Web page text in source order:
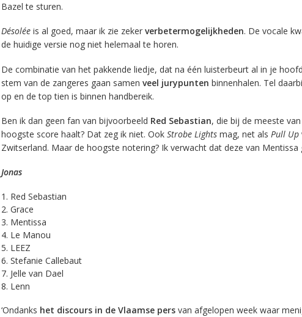
Bazel te sturen.
Désoléeis al goed, maar ik zie zeker verbetermogelijkheden. De vocale
de huidige versie nog niet helemaal te horen.
De combinatie van het pakkende liedje, dat na één luisterbeurt al in je
stem van de zangeres gaan samen veel jurypunten binnenhalen. Tel
op en de top tien is binnen handbereik.
Ben ik dan geen fan van bijvoorbeeld Red Sebastian, die bij de meeste
hoogste score haalt? Dat zeg ik niet. Ook Strobe Lightsmag, net als Pull Up
Zwitserland. Maar de hoogste notering? Ik verwacht dat deze van Mentissa
Jonas
Red Sebastian
Grace
Mentissa
Le Manou
LEEZ
Stefanie Callebaut
Jelle van Dael
Lenn
‘Ondanks het discours in de Vlaamse persvan afgelopen week waar